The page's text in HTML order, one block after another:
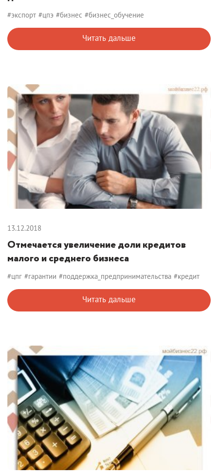
#экспорт #цпэ #бизнес #бизнес_обучение
Читать дальше
13.12.2018
Отмечается увеличение доли кредитов
малого и среднего бизнеса
#цпг #гарантии #поддержка_предпринимательства #кредит
Читать дальше